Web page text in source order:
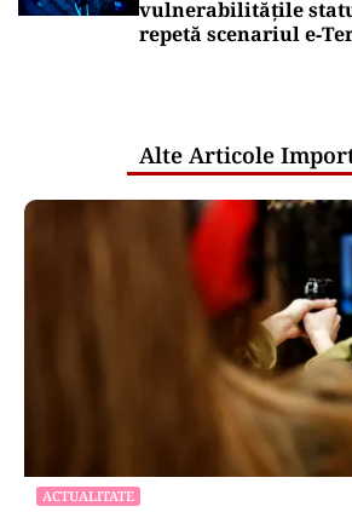
vulnerabilitățile
repetă scenariul
Alte Articole
ACTUALITATE